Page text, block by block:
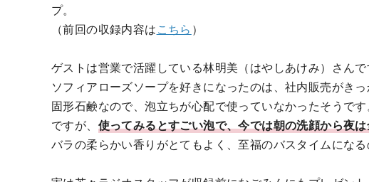
プ。
（前回の収録内容はこちら ）
ゲストは営業で活躍している林明美（はやしあけみ）さんで
ソフィアローズソープを好きになったのは、社内販売がきっ
固形石鹸なので、泡立ちが心配で使っていなかったそうです
ですが、 使ってみるとすごい泡で、今では朝の洗顔から夜
バラの柔らかい香りがとてもよく、至福のバスタイムになる